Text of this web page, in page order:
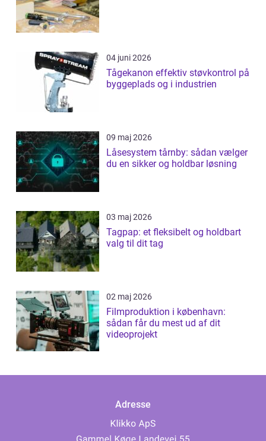
04 juni 2026
Tågekanon effektiv støvkontrol på
byggeplads og i industrien
09 maj 2026
Låsesystem tårnby: sådan vælger
du en sikker og holdbar løsning
03 maj 2026
Tagpap: et fleksibelt og holdbart
valg til dit tag
02 maj 2026
Filmproduktion i københavn:
sådan får du mest ud af dit
videoprojekt
Adresse